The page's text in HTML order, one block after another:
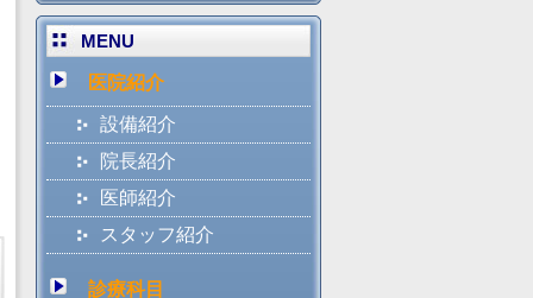
MENU
医院紹介
設備紹介
院長紹介
医師紹介
スタッフ紹介
診療科目